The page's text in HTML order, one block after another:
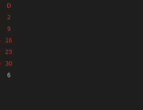
D
2
9
16
23
30
6